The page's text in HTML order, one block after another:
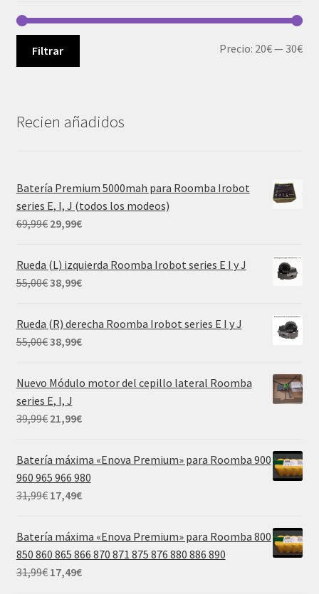
Filtrar Precio: 20€— 30€
Recien añadidos
Batería Premium 5000mah para Roomba Irobot
series E, I, J (todos los modeos)
69,99€ El
original
era:
69,99€.
29,99€El
actual
Rueda (L) izquierda Roomba Irobot series E I y J
55,00€ El
original
era:
55,00€.
38,99€El
actual
Rueda (R) derecha Roomba Irobot series E I y J
55,00€ El
original
era:
55,00€.
38,99€El
Nuevo Módulo motor del cepillo lateral Roomba
series E, I, J
39,99€ El
original
era:
21,99€El
actual
es:
Batería máxima «Enova Premium» para Roomba 900
960 965 966 980
31,99€ El
original
era:
17,49€El
actual
es:
Batería máxima «Enova Premium» para Roomba 800
850 860 865 866 870 871 875 876 880 886 890
31,99€ El
17,49€El